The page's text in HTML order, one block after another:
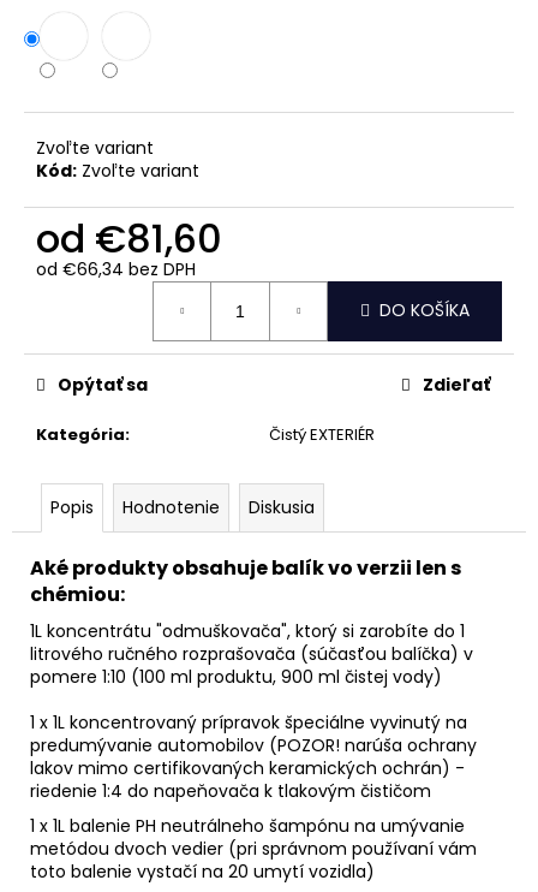
Zvoľte variant
Kód: Zvoľte variant
od €81,60
od €66,34 bez DPH
DO KOŠÍKA
Kategória: Čistý EXTERIÉR
Opýtať sa Zdieľať
Popis Hodnotenie Diskusia
Aké produkty obsahuje balík vo verzii len s
chémiou:
1L koncentrátu "odmuškovača", ktorý si zarobíte do 1
litrového ručného rozprašovača (súčasťou balíčka) v
pomere 1:10 (100 ml produktu, 900 ml čistej vody)
1 x 1L koncentrovaný prípravok špeciálne vyvinutý na
predumývanie automobilov (POZOR! narúša ochrany
lakov mimo certifikovaných keramických ochrán) -
riedenie 1:4 do napeňovača k tlakovým čističom
1 x 1L balenie PH neutrálneho šampónu na umývanie
metódou dvoch vedier (pri správnom používaní vám
toto balenie vystačí na 20 umytí vozidla)
r
a
m
e
ODSTRAŇOVAČ
NÁLETOVEJ
HRDZE
ADBL
VAMPIRE
LIQUID
€7,90